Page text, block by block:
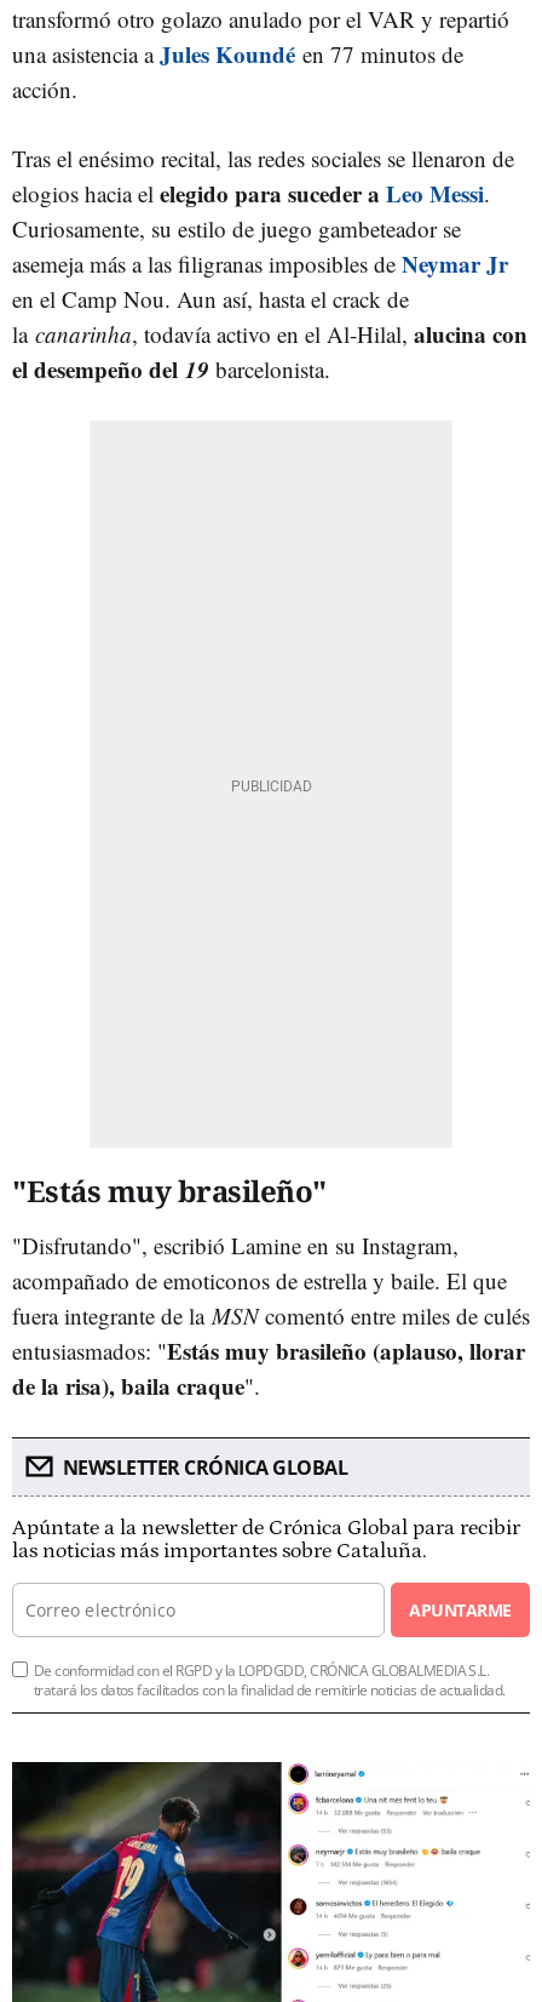
transformó otro golazo anulado por el VAR y repartió
una asistencia aJules Koundé en 77 minutos de
acción.
Tras el enésimo recital, las redes sociales se llenaron de
elogios hacia el elegido para suceder a Leo Messi.
Curiosamente, su estilo de juego gambeteador se
asemeja más a las filigranas imposibles de Neymar Jr
en el Camp Nou. Aun así, hasta el crack de
la canarinha, todavía activo en el Al-Hilal, alucina con
el desempeño del 19 barcelonista.
"Estás muy brasileño"
"Disfrutando", escribió Lamine en su Instagram,
acompañado de emoticonos de estrella y baile. El que
fuera integrante de laMSNcomentó entre miles de culés
entusiasmados: "Estás muy brasileño (aplauso, llorar
de la risa), baila craque".
NEWSLETTER CRÓNICA GLOBAL
Apúntate a la newsletter de Crónica Global para recibir
las noticias más importantes sobre Cataluña.
APUNTARME
De conformidad con el RGPD y la LOPDGDD, CRÓNICA GLOBALMEDIA S.L.
tratará los datos facilitados con la finalidad de remitirle noticias de actualidad.